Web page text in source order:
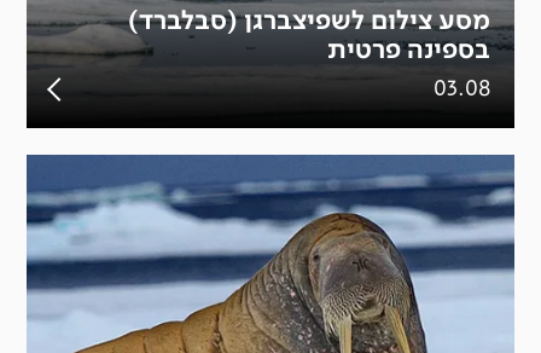
מסע צילום לשפיצברגן (סבלברד)
בספינה פרטית
03.08